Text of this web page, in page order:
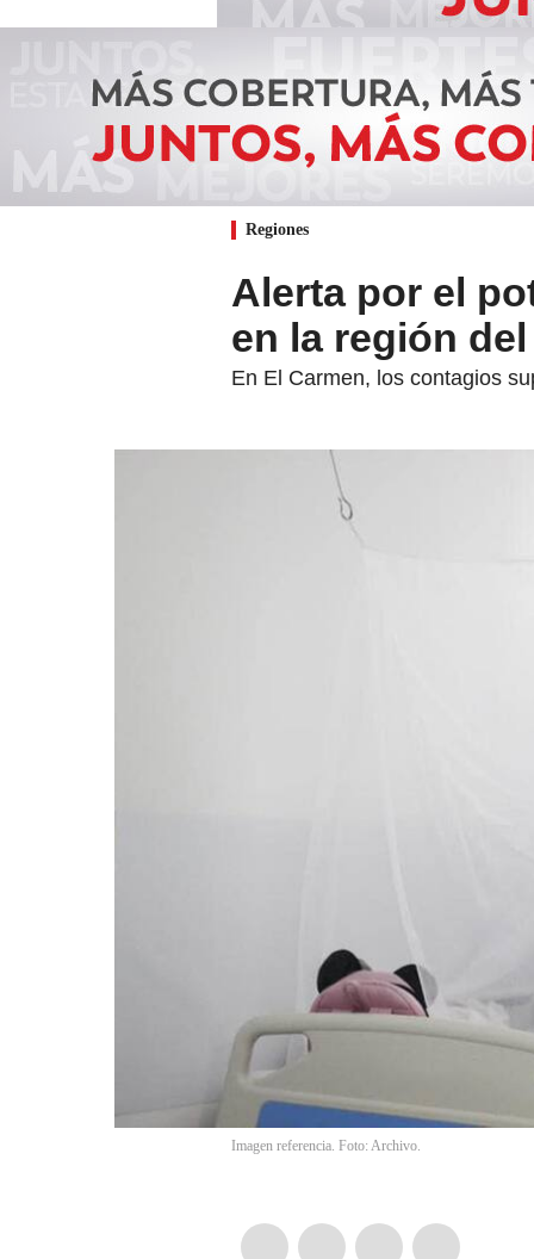
Regiones
Alerta por el
en la región
En El Carmen, los contagios
Imagen referencia. Foto: Archivo.